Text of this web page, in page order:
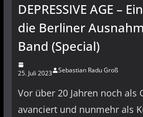
DEPRESSIVE AGE –
die Berliner
Band (Special)
25. Juli 2023 Sebastian Radu Groß
Vor über 20 Jahren noch als
avanciert und nunmehr als